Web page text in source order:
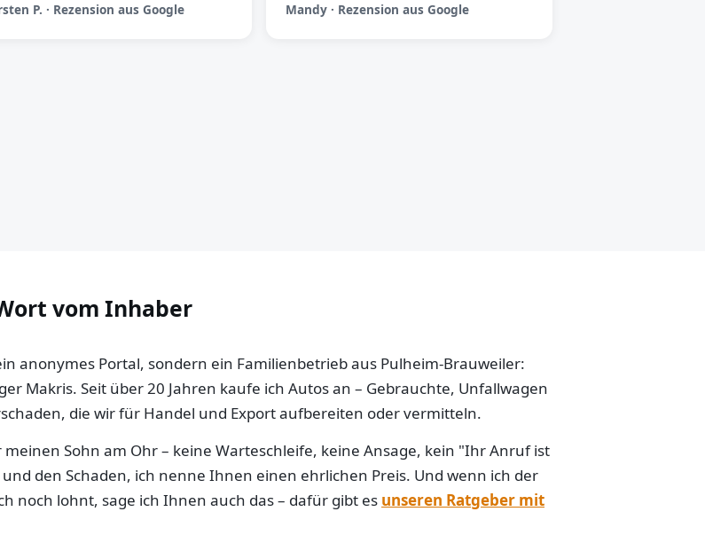
P. · Rezension aus Google Mandy · Rezension aus Google
vom Inhaber
anonymes Portal, sondern ein Familienbetrieb aus Pulheim-Brauweiler:
Makris. Seit über 20 Jahren kaufe ich Autos an – Gebrauchte, Unfallwagen
die wir für Handel und Export aufbereiten oder vermitteln.
Sohn am Ohr – keine Warteschleife, keine Ansage, kein "Ihr Anruf ist
den Schaden, ich nenne Ihnen einen ehrlichen Preis. Und wenn ich der
noch lohnt, sage ich Ihnen auch das – dafür gibt es unseren Ratgeber mit